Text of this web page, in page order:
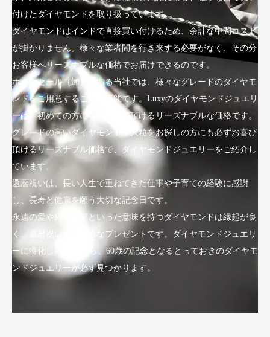
付けたダイヤモンドを取り扱っています。
ダイヤモンドはインドで直接買い付けるため、余計な中間コスト
が掛かりません。様々な業者間を行き来する必要がなく、その分
お客様へリーズナブルな価格でお届けできるのです。
ホールセール（卸）である当社では、様々なグレードのダイヤモ
ンドをご用意することが可能です。Luxyのダイヤモンドジュエリ
ーは、初めての方にも手にして頂けるリーズナブルな価格です。
グレードの高いダイヤモンドや大粒をお探しの方にも必ずお喜び
頂けるリーズナブル価格で、ダイヤモンドジュエリーをご紹介し
ています。
還暦祝いは、長い人生で重ねてきた仕事や子育ての経験に感謝
し、長寿と健康を願う大切な記念日です。
永遠の愛や絆、不屈といった意味を持つダイヤモンドは縁起が良
く、還暦祝いにも最適なプレゼントです。ダイヤモンドジュエリ
ーに特化したLuxyなら、60歳の記念となるとっておきのダイヤモ
ンドジュエリーが必ず見つかります。